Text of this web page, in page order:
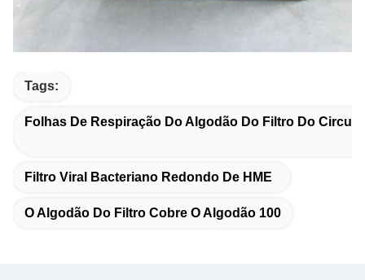
Tags:
Folhas De Respiração Do Algodão Do Filtro Do
Filtro Viral Bacteriano Redondo De HME
O Algodão Do Filtro Cobre O Algodão 100